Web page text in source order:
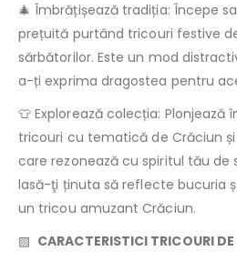
🎄 Îmbrățișează tradiția: Începe
prețuită purtând tricouri festive
sărbătorilor. Este un mod
a-ți exprima dragostea pentru
👕 Explorează colecția: Plonjează
tricouri cu tematică de Crăciun
care rezonează cu spiritul tău de
lasă-ţi ținuta să reflecte bucuria
un tricou amuzant Crăciun.
▧ CARACTERISTICI TRICOURI